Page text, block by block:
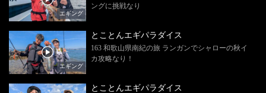
エギング
ングに挑戦なり
エギング
とことんエギパラダイス
163 和歌山県南紀の旅 ランガンでシャローの秋イ
カ攻略なり！
とことんエギパラダイス